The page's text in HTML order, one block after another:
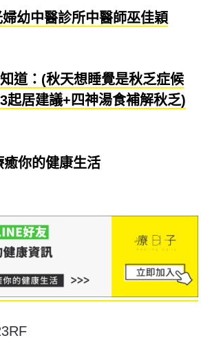
幼中醫診所中醫師巫佳穎
道：(秋天想睡覺是秋乏症候
起居建議+四神湯食補解秋乏)
你的健康生活